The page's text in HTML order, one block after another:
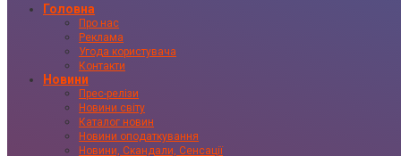
Головна
Про нас
Реклама
Угода користувача
Контакти
Новини
Прес-релізи
Новини світу
Каталог новин
Новини оподаткування
Новини, Скандали, Сенсації